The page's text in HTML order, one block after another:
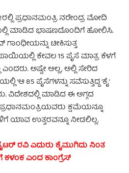
ಪ್ರಧಾನಮಂತ್ರಿ ನರೇಂದ್ರ ಮೋದಿ
ಮಾಡಿದ ಭಾಷಣದೊಂದಿಗೆ ಹೋಲಿಸಿ.
ಟೀಕಿಸುತ್ತ
ಕೇವಲ 15 ಪೈಸೆ ಮಾತ್ರ ಕೆಳಗೆ
ಅಷ್ಟೇ ಅಲ್ಲ, ಅಲ್ಲಿ ಸೇರಿದ
’ಆ 85 ಪೈಸೆಗಳನ್ನು ಸವೆಸುತ್ತಿದ್ದ ’ಕೈ’
ವಿದೇಶದಲ್ಲಿ ಮಾಡಿದ ಈ ಅಗ್ಗದ
ಕ್ಷಮೆಯನ್ನೂ
ಯಾವ ಉತ್ತರವನ್ನೂ ನೀಡಲಿಲ್ಲ.
ರವಿ ಎದುರು ಕೈಮುಗಿದು ನಿಂತ
ಕಳಂಕ ಎಂದ ಕಾಂಗ್ರೆಸ್